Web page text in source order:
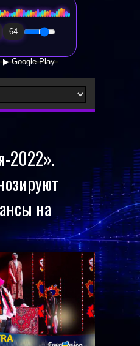
Radio Sfera Music
64
▶ Google Play
2022».
на